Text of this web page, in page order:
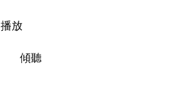
播放
傾聽